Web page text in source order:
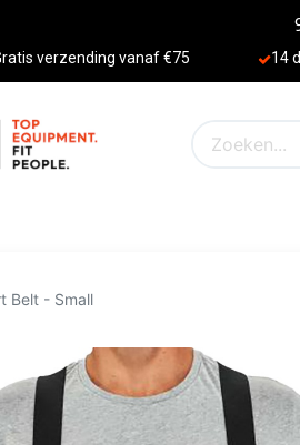
verzending vanaf €75 14
Belt - Small